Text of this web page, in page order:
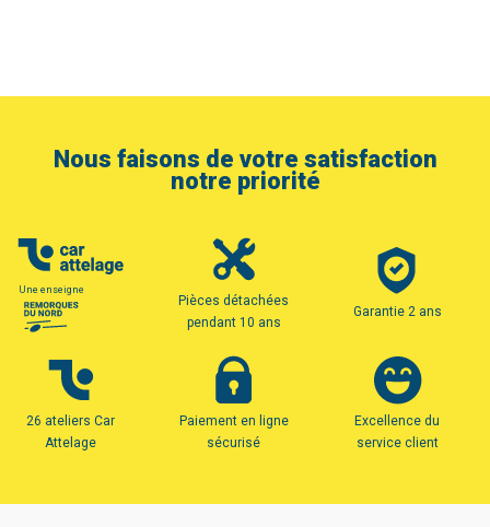
Nous faisons de votre satisfaction
notre priorité
Une enseigne
Pièces détachées
pendant 10 ans
Garantie 2 ans
26 ateliers Car
Attelage
Paiement en ligne
sécurisé
Excellence du
service client